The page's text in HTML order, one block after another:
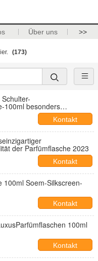
Über uns >>
(173)
100ml besonders
Kontakt
der Parfümflasche 2023
Kontakt
100ml Soem-Silkscreen-
Kontakt
100ml
Kontakt